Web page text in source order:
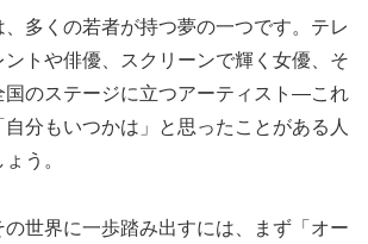
多くの若者が持つ夢の一つです。テレ
ントや俳優、スクリーンで輝く女優、そ
国のステージに立つアーティスト―これ
分もいつかは」と思ったことがある人
う。
の世界に一歩踏み出すには、まず「オー